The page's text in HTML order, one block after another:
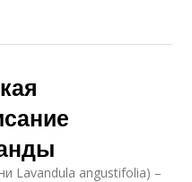
Lavandula angustifolia) –